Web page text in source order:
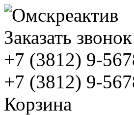
Заказать звонок
+7 (3812) 9-
+7 (3812) 9-
Корзина